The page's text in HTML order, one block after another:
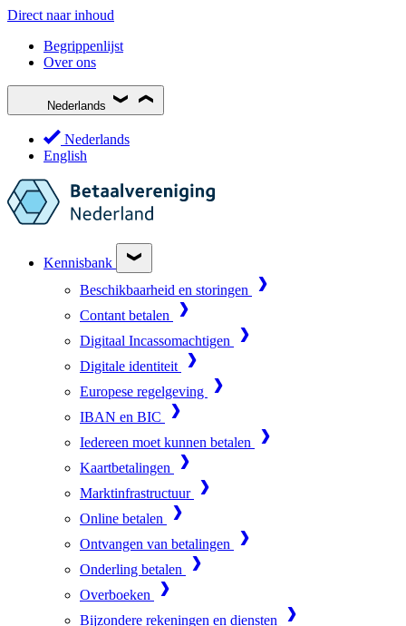
Direct naar inhoud
Begrippenlijst
Over ons
Nederlands
Nederlands
English
Kennisbank
Beschikbaarheid en storingen
Contant betalen
Digitaal Incassomachtigen
Digitale identiteit
Europese regelgeving
IBAN en BIC
Iedereen moet kunnen betalen
Kaartbetalingen
Marktinfrastructuur
Online betalen
Ontvangen van betalingen
Onderling betalen
Overboeken
Bijzondere rekeningen en diensten